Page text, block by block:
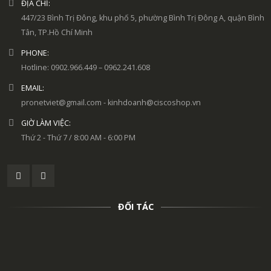
ĐỊA CHỈ:
447/23 Bình Trị Đông, khu phố 5, phường Bình Trị Đông A, quận Bình
Tân, TP.Hồ Chí Minh
PHONE:
Hotline: 0902.966.449 – 0962.241.608
EMAIL:
pronetviet@gmail.com - kinhdoanh@ciscoshop.vn
GIỜ LÀM VIỆC:
Thứ 2 - Thứ 7 / 8:00 AM - 6:00 PM
ĐỐI TÁC